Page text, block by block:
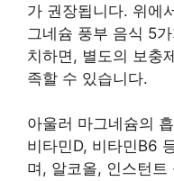
가 권장됩니다. 위에
그네슘 풍부 음식 5
치하면, 별도의 보충
족할 수 있습니다.
아울러 마그네슘의
비타민D, 비타민B6
며, 알코올, 인스턴트